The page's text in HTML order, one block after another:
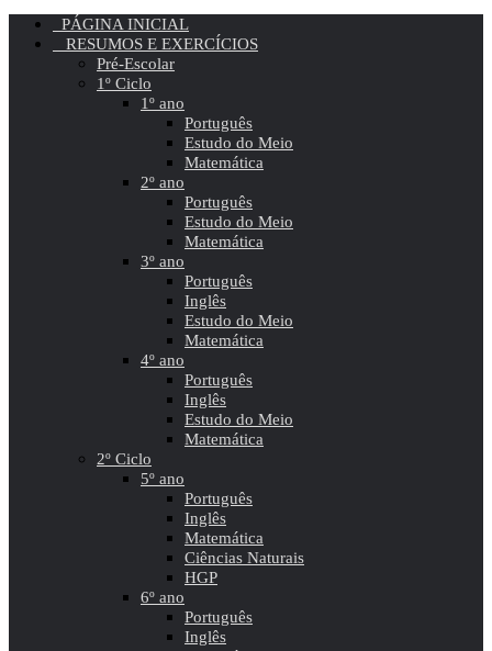
PÁGINA INICIAL
RESUMOS E EXERCÍCIOS
Pré-Escolar
1º Ciclo
1º ano
Português
Estudo do Meio
Matemática
2º ano
Português
Estudo do Meio
Matemática
3º ano
Português
Inglês
Estudo do Meio
Matemática
4º ano
Português
Inglês
Estudo do Meio
Matemática
2º Ciclo
5º ano
Português
Inglês
Matemática
Ciências Naturais
HGP
6º ano
Português
Inglês